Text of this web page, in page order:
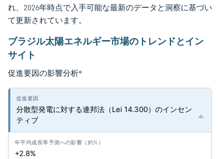
れ、2026年時点で入手可能な最新のデータと洞察に基づい
て更新されています。
ブラジル太陽エネルギー市場のトレンドとイン
サイト
促進要因の影響分析*
分散型発電に対する連邦法（Lei 14.300）のインセン
ティブ
+2.8%